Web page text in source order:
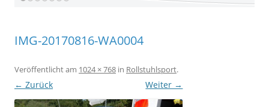
IMG-20170816-WA0004
Veröffentlichtam 1024 × 768 in Rollstuhlsport.
← Zurück Weiter →